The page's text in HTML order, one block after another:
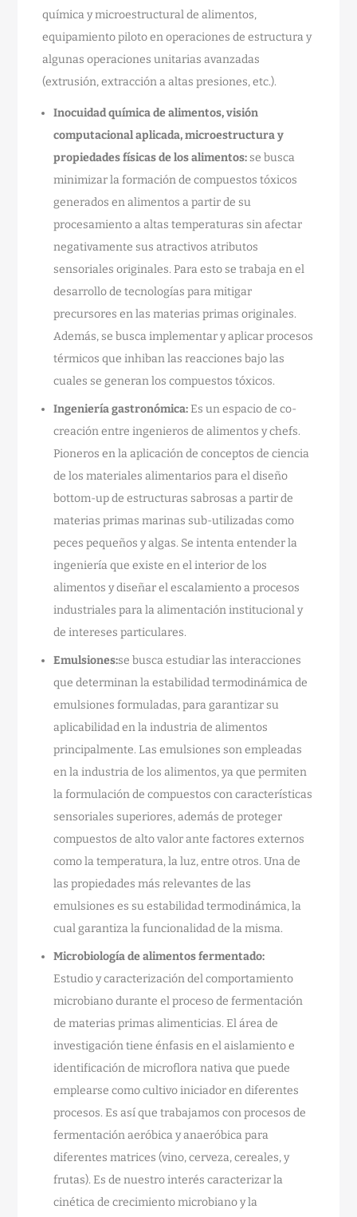
química y microestructural de alimentos,
equipamiento piloto en operaciones de estructura y
algunas operaciones unitarias avanzadas
(extrusión, extracción a altas presiones, etc.).
Inocuidad química de alimentos, visión
computacional aplicada, microestructura y
propiedades físicas de los alimentos: se busca
minimizar la formación de compuestos tóxicos
generados en alimentos a partir de su
procesamiento a altas temperaturas sin afectar
negativamente sus atractivos atributos
sensoriales originales. Para esto se trabaja en el
desarrollo de tecnologías para mitigar
precursores en las materias primas originales.
Además, se busca implementar y aplicar procesos
térmicos que inhiban las reacciones bajo las
cuales se generan los compuestos tóxicos.
Ingeniería gastronómica:Es un espacio de co-
creación entre ingenieros de alimentos y chefs.
Pioneros en la aplicación de conceptos de ciencia
de los materiales alimentarios para el diseño
bottom-up de estructuras sabrosas a partir de
materias primas marinas sub-utilizadas como
peces pequeños y algas. Se intenta entender la
ingeniería que existe en el interior de los
alimentos y diseñar el escalamiento a procesos
industriales para la alimentación institucional y
de intereses particulares.
Emulsiones:se busca estudiar las interacciones
que determinan la estabilidad termodinámica de
emulsiones formuladas, para garantizar su
aplicabilidad en la industria de alimentos
principalmente. Las emulsiones son empleadas
en la industria de los alimentos, ya que permiten
la formulación de compuestos con características
sensoriales superiores, además de proteger
compuestos de alto valor ante factores externos
como la temperatura, la luz, entre otros. Una de
las propiedades más relevantes de las
emulsiones es su estabilidad termodinámica, la
cual garantiza la funcionalidad de la misma.
Microbiología de alimentos fermentado:
Estudio y caracterización del comportamiento
microbiano durante el proceso de fermentación
de materias primas alimenticias. El área de
investigación tiene énfasis en el aislamiento e
identificación de microflora nativa que puede
emplearse como cultivo iniciador en diferentes
procesos. Es así que trabajamos con procesos de
fermentación aeróbica y anaeróbica para
diferentes matrices (vino, cerveza, cereales, y
frutas). Es de nuestro interés caracterizar la
cinética de crecimiento microbiano y la